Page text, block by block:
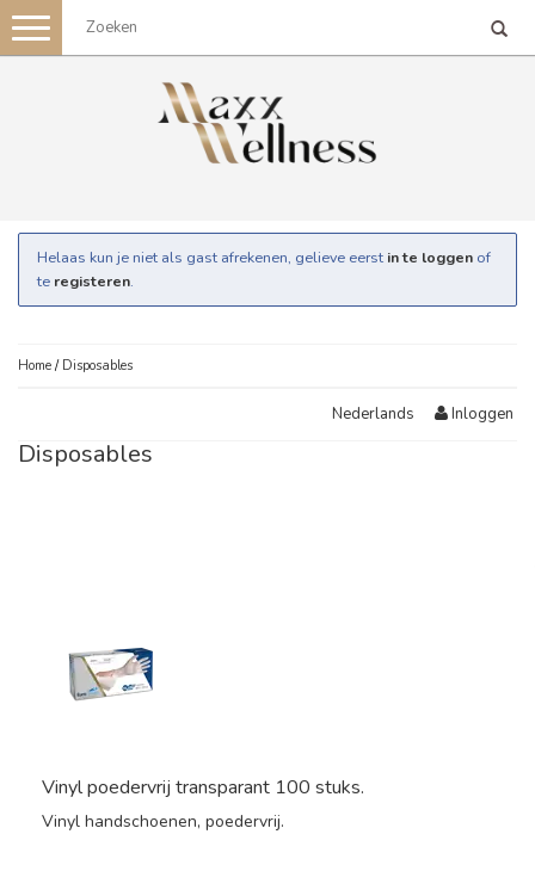
Toggle
navigation
Helaas kun je niet als gast afrekenen, gelieve eerst in te loggen of
te registeren.
Home / Disposables
Nederlands Inloggen
Disposables
Vinyl poedervrij transparant 100 stuks.
Vinyl handschoenen, poedervrij.